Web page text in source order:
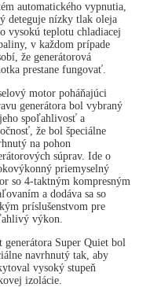
automatického vypnutia,
deteguje nízky tlak oleja
vysokú teplotu chladiacej
v každom prípade
že generátorová
prestane fungovať.
motor poháňajúci
generátora bol vybraný
spoľahlivosť a
že bol špeciálne
na pohon
súprav. Ide o
priemyselný
so 4-taktným kompresným
a dodáva sa so
príslušenstvom pre
výkon.
generátora Super Quiet bol
navrhnutý tak, aby
vysoký stupeň
izolácie.